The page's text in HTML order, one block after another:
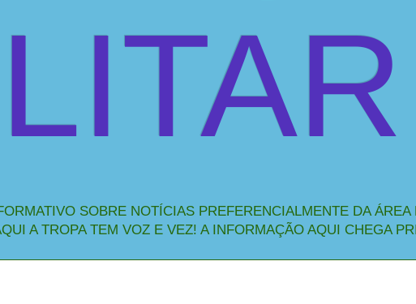
SOBRE NOTÍCIAS PREFERENCIALMENTE DA
A TROPA TEM VOZ E VEZ! A INFORMAÇÃO AQUI CHEGA